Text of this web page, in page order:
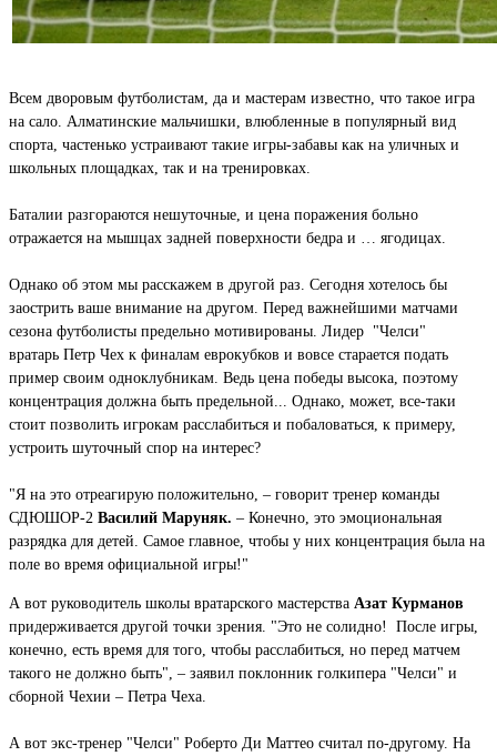
Всем дворовым футболистам, да и мастерам известно, что такое игра
на сало. Алматинские мальчишки, влюбленные в популярный вид
спорта, частенько устраивают такие игры-забавы как на уличных и
школьных площадках, так и на тренировках.
Баталии разгораются нешуточные, и цена поражения больно
отражается на мышцах задней поверхности бедра и … ягодицах.
Однако об этом мы расскажем в другой раз. Сегодня хотелось бы
заострить ваше внимание на другом. Перед важнейшими матчами
сезона футболисты предельно мотивированы. Лидер "Челси"
вратарь Петр Чех к финалам еврокубков и вовсе старается подать
пример своим одноклубникам. Ведь цена победы высока, поэтому
концентрация должна быть предельной... Однако, может, все-таки
стоит позволить игрокам расслабиться и побаловаться, к примеру,
устроить шуточный спор на интерес?
"Я на это отреагирую положительно, – говорит тренер команды
СДЮШОР-2 Василий Маруняк. – Конечно, это эмоциональная
разрядка для детей. Самое главное, чтобы у них концентрация была на
поле во время официальной игры!"
А вот руководитель школы вратарского мастерства Азат Курманов
придерживается другой точки зрения. "Это не солидно! После игры,
конечно, есть время для того, чтобы расслабиться, но перед матчем
такого не должно быть", – заявил поклонник голкипера "Челси" и
сборной Чехии – Петра Чеха.
А вот экс-тренер "Челси" Роберто Ди Маттео считал по-другому. На